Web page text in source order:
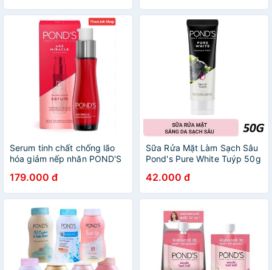
Serum tinh chất chống lão
hóa giảm nếp nhăn POND'S
Fillter Retinol-C 30ml
179.000 đ
Sữa Rửa Mặt Làm Sạch Sâu
Pond's Pure White Tuýp 50g
42.000 đ